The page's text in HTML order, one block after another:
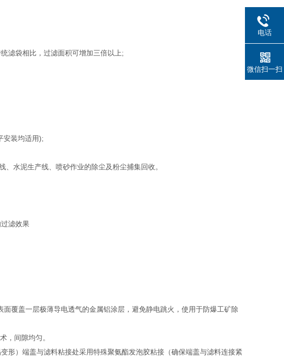
滤袋相比，过滤面积可增加三倍以上;
安装均适用);
水泥生产线、喷砂作业的除尘及粉尘捕集回收。
滤效果
覆盖一层极薄导电透气的金属铝涂层，避免静电跳火，使用于防爆工矿除
，间隙均匀。
形）端盖与滤料粘接处采用特殊聚氨酯发泡胶粘接（确保端盖与滤料连接紧
电话
微信扫一扫